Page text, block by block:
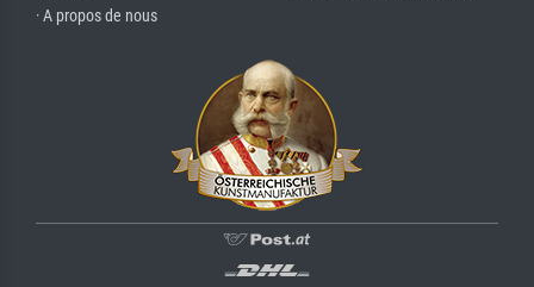
· A propos de nous